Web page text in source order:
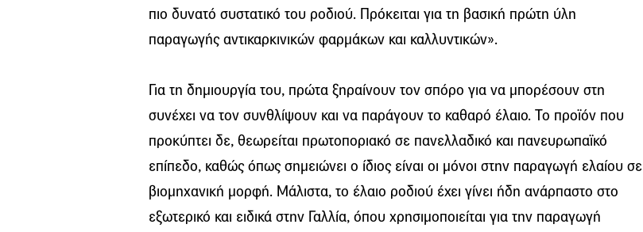
πιο δυνατό συστατικό του ροδιού. Πρόκειται για τη βασική πρώτη ύλη
παραγωγής αντικαρκινικών φαρμάκων και καλλυντικών».
Για τη δημιουργία του, πρώτα ξηραίνουν τον σπόρο για να μπορέσουν στη
συνέχει να τον συνθλίψουν και να παράγουν το καθαρό έλαιο. Το προϊόν που
προκύπτει δε, θεωρείται πρωτοποριακό σε πανελλαδικό και πανευρωπαϊκό
επίπεδο, καθώς όπως σημειώνει ο ίδιος είναι οι μόνοι στην παραγωγή ελαίου σε
βιομηχανική μορφή. Μάλιστα, το έλαιο ροδιού έχει γίνει ήδη ανάρπαστο στο
εξωτερικό και ειδικά στην Γαλλία, όπου χρησιμοποιείται για την παραγωγή